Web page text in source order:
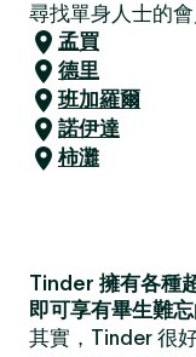
尋找單身人士的會
孟買
德里
班加羅爾
諾伊達
柿灘
Tinder 擁有各種
即可享有畢生難忘
其實，Tinder 很